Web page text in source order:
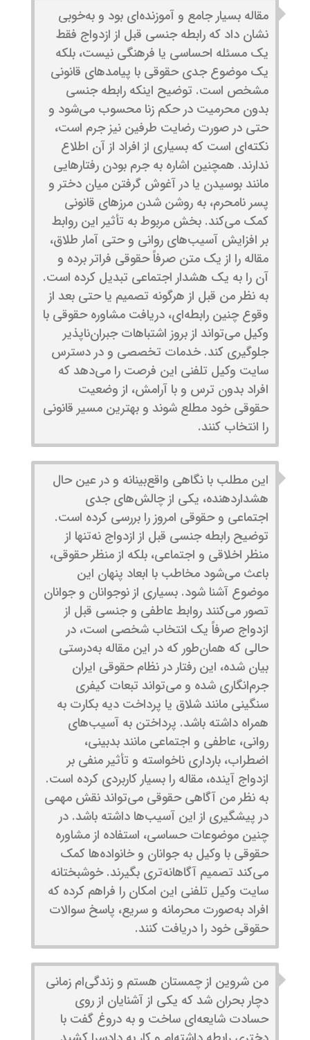
مقاله بسیار جامع و آموزنده‌ای بود و به‌خوبی
نشان داد که رابطه جنسی قبل از ازدواج فقط
یک مسئله احساسی یا فرهنگی نیست، بلکه
یک موضوع جدی حقوقی با پیامدهای قانونی
مشخص است. توضیح اینکه رابطه جنسی
بدون محرمیت در حکم زنا محسوب می‌شود و
حتی در صورت رضایت طرفین نیز جرم است،
نکته‌ای است که بسیاری از افراد از آن اطلاع
ندارند. همچنین اشاره به جرم بودن رفتارهایی
مانند بوسیدن یا در آغوش گرفتن میان دختر و
پسر نامحرم، به روشن شدن مرزهای قانونی
کمک می‌کند. بخش مربوط به تأثیر این روابط
بر افزایش آسیب‌های روانی و حتی آمار طلاق،
مقاله را از یک متن صرفاً حقوقی فراتر برده و
آن را به یک هشدار اجتماعی تبدیل کرده است.
به نظر من قبل از هرگونه تصمیم یا حتی بعد از
وقوع چنین رابطه‌ای، دریافت مشاوره حقوقی با
وکیل می‌تواند از بروز اشتباهات جبران‌ناپذیر
جلوگیری کند. خدمات تخصصی و در دسترس
سایت وکیل تلفنی این فرصت را می‌دهد که
افراد بدون ترس و با آرامش، از وضعیت
حقوقی خود مطلع شوند و بهترین مسیر قانونی
را انتخاب کنند.
این مطلب با نگاهی واقع‌بینانه و در عین حال
هشداردهنده، یکی از چالش‌های جدی
اجتماعی و حقوقی امروز را بررسی کرده است.
توضیح رابطه جنسی قبل از ازدواج نه‌تنها از
منظر اخلاقی و اجتماعی، بلکه از منظر حقوقی،
باعث می‌شود مخاطب با ابعاد پنهان این
موضوع آشنا شود. بسیاری از نوجوانان و جوانان
تصور می‌کنند روابط عاطفی و جنسی قبل از
ازدواج صرفاً یک انتخاب شخصی است، در
حالی که همان‌طور که در این مقاله به‌درستی
بیان شده، این رفتار در نظام حقوقی ایران
جرم‌انگاری شده و می‌تواند تبعات کیفری
سنگینی مانند شلاق یا پرداخت دیه بکارت به
همراه داشته باشد. پرداختن به آسیب‌های
روانی، عاطفی و اجتماعی مانند بدبینی،
اضطراب، بارداری ناخواسته و تأثیر منفی بر
ازدواج آینده، مقاله را بسیار کاربردی کرده است.
به نظر من آگاهی حقوقی می‌تواند نقش مهمی
در پیشگیری از این آسیب‌ها داشته باشد. در
چنین موضوعات حساسی، استفاده از مشاوره
حقوقی با وکیل به جوانان و خانواده‌ها کمک
می‌کند تصمیم آگاهانه‌تری بگیرند. خوشبختانه
سایت وکیل تلفنی این امکان را فراهم کرده که
افراد به‌صورت محرمانه و سریع، پاسخ سوالات
حقوقی خود را دریافت کنند.
من شروین از چمستان هستم و زندگی‌ام زمانی
دچار بحران شد که یکی از آشنایان از روی
حسادت شایعه‌ای ساخت و به دروغ گفت با